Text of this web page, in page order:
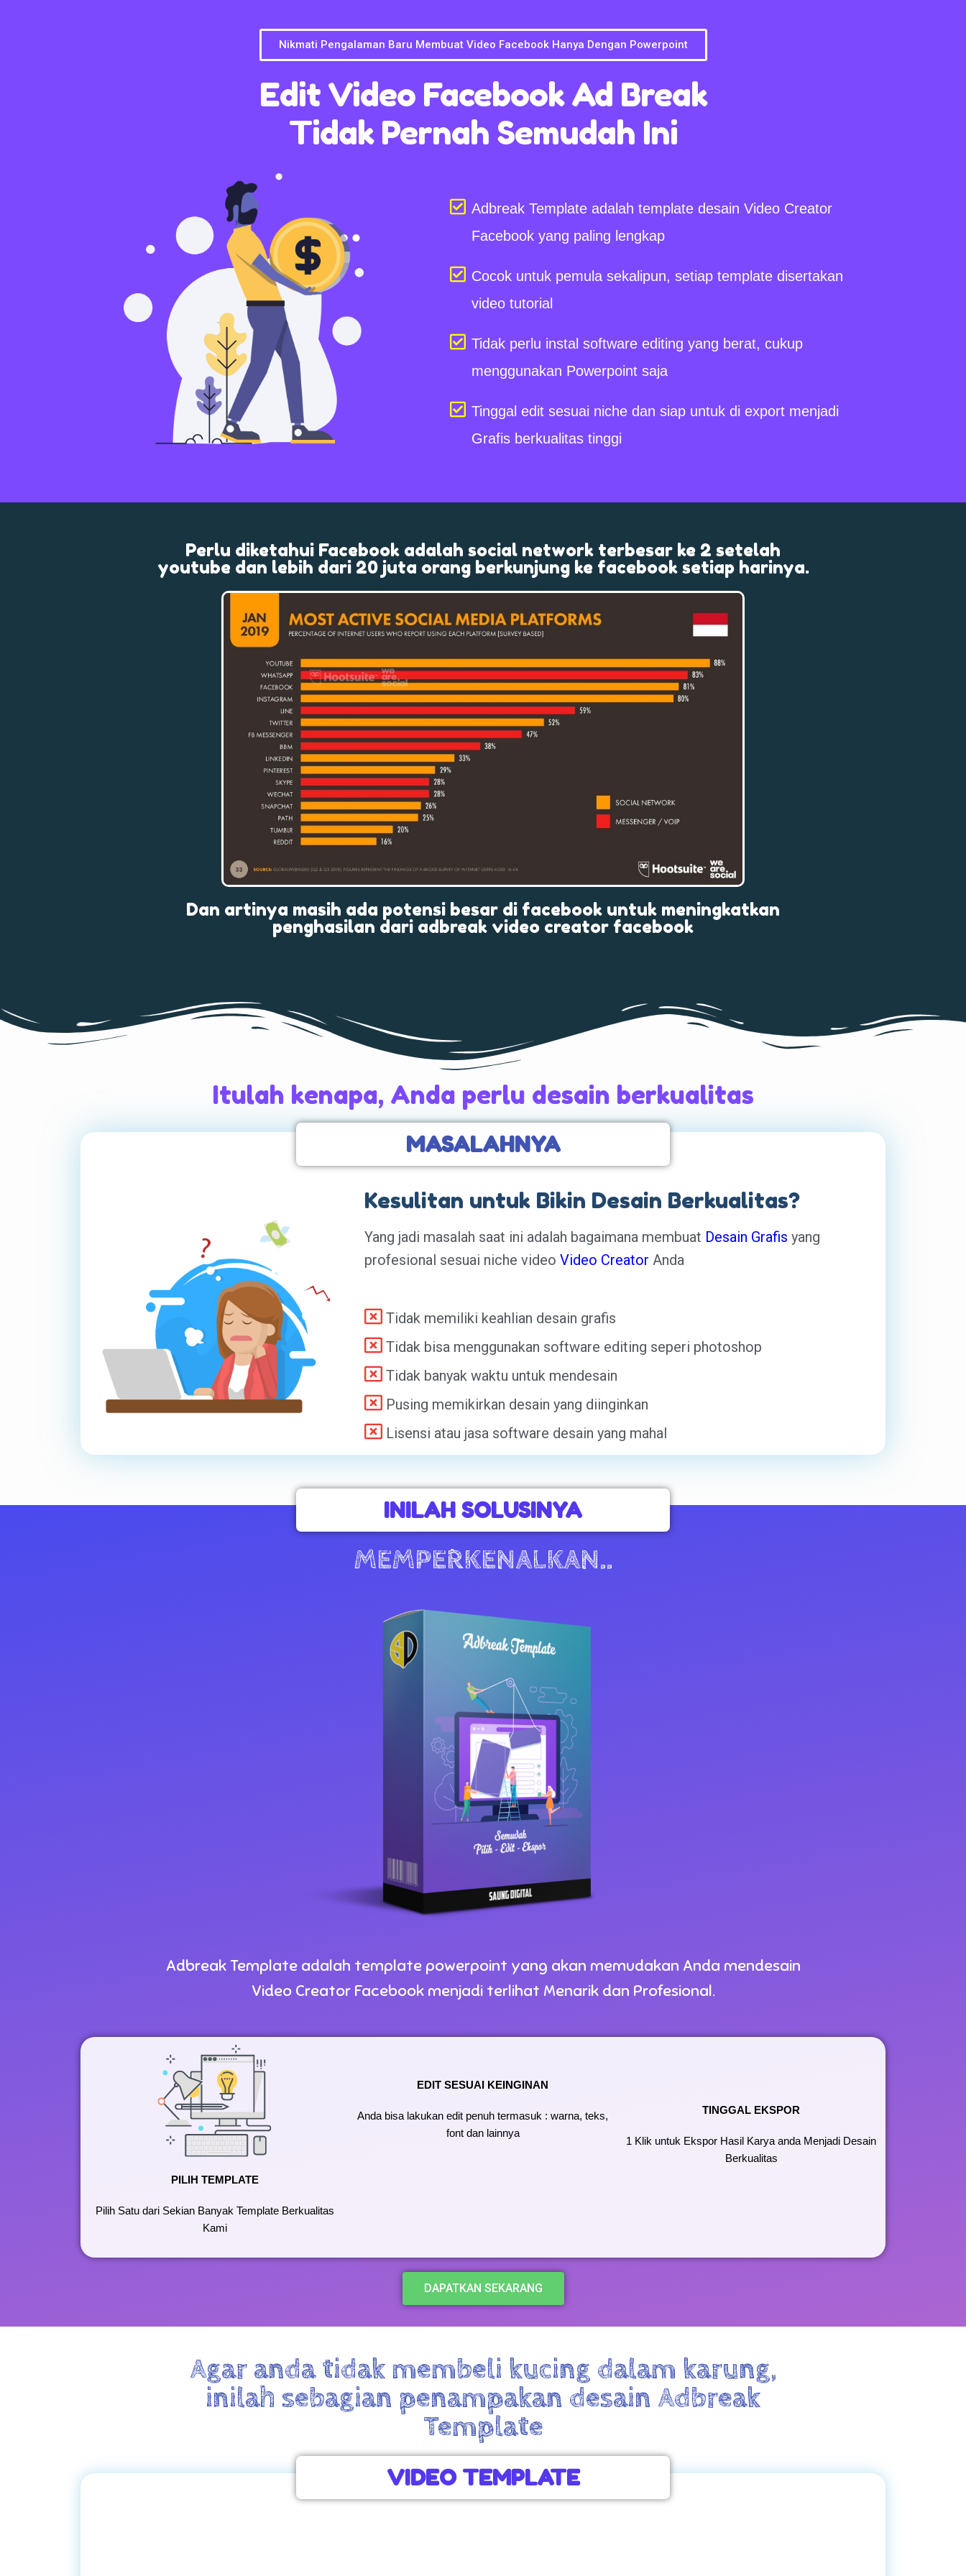
Nikmati Pengalaman Baru Membuat Video Facebook Hanya Dengan Powerpoint
Edit Video Facebook Ad Break
Tidak Pernah Semudah Ini
Adbreak Template adalah template desain Video Creator
Facebook yang paling lengkap
Cocok untuk pemula sekalipun, setiap template disertakan
video tutorial
Tidak perlu instal software editing yang berat, cukup
menggunakan Powerpoint saja
Tinggal edit sesuai niche dan siap untuk di export menjadi
Grafis berkualitas tinggi
Perlu diketahui Facebook adalah social network terbesar ke 2 setelah
youtube dan lebih dari 20 juta orang berkunjung ke facebook setiap harinya.
Dan artinya masih ada potensi besar di facebook untuk meningkatkan
penghasilan dari adbreak video creator facebook
Itulah kenapa, Anda perlu desain berkualitas
MASALAHNYA
Kesulitan untuk Bikin Desain Berkualitas?
Yang jadi masalah saat ini adalah bagaimana membuat Desain Grafis yang
profesional sesuai niche videoVideo CreatorAnda
Tidak memiliki keahlian desain grafis
Tidak bisa menggunakan software editing seperi photoshop
Tidak banyak waktu untuk mendesain
Pusing memikirkan desain yang diinginkan
Lisensi atau jasa software desain yang mahal
INILAH SOLUSINYA
MEMPERKENALKAN..
Adbreak Template adalah template powerpoint yang akan memudakan Anda mendesain
Video Creator Facebook menjadi terlihat Menarik dan Profesional.
PILIH TEMPLATE
Pilih Satu dari Sekian Banyak Template Berkualitas
Kami
EDIT SESUAI KEINGINAN
Anda bisa lakukan edit penuh termasuk : warna, teks,
font dan lainnya
TINGGAL EKSPOR
1 Klik untuk Ekspor Hasil Karya anda Menjadi Desain
Berkualitas
DAPATKAN SEKARANG
Agar anda tidak membeli kucing dalam karung,
inilah sebagian penampakan desain Adbreak
Template
VIDEO TEMPLATE